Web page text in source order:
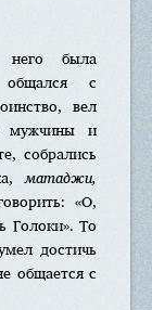
была
с
вел
мужчины и
собрались
матаджи,
«О,
Голоки». То
достичь
общается с